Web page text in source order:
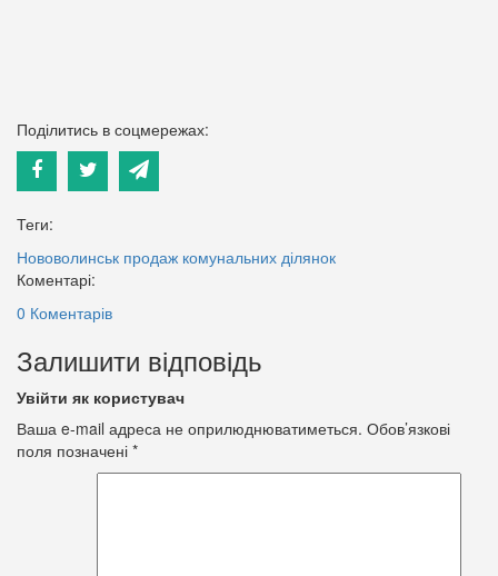
Поділитись в соцмережах:
Теги:
Нововолинськ продаж комунальних ділянок
Коментарі:
0 Коментарів
Залишити відповідь
Увійти як користувач
Ваша e-mail адреса не оприлюднюватиметься. Обов’язкові
поля позначені *